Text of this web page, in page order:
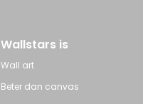
Wallstars is
Wall art
Beter dan canvas